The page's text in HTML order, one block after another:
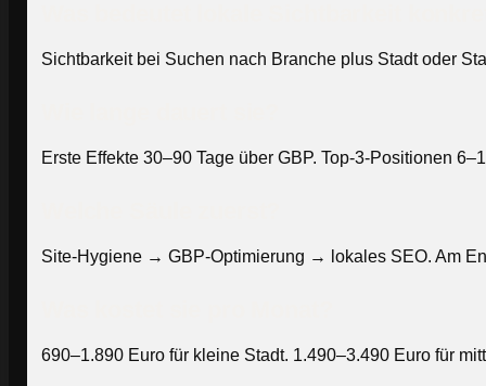
Sichtbarkeit bei Suchen nach Branche plus Stadt oder
Erste Effekte 30–90 Tage über GBP. Top-3-Positionen
Site-Hygiene → GBP-Optimierung → lokales SEO. Am
690–1.890 Euro für kleine Stadt. 1.490–3.490 Euro für